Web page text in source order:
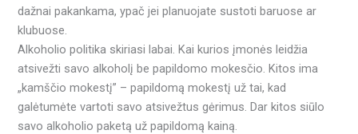
dažnai pakankama, ypač jei planuojate sustoti baruose ar
klubuose.
Alkoholio politika skiriasi labai. Kai kurios įmonės leidžia
atsivežti savo alkoholį be papildomo mokesčio. Kitos ima
„kamščio mokestį” – papildomą mokestį už tai, kad
galėtumėte vartoti savo atsivežtus gėrimus. Dar kitos siūlo
savo alkoholio paketą už papildomą kainą.